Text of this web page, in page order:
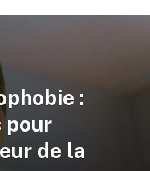
:
pour
de la